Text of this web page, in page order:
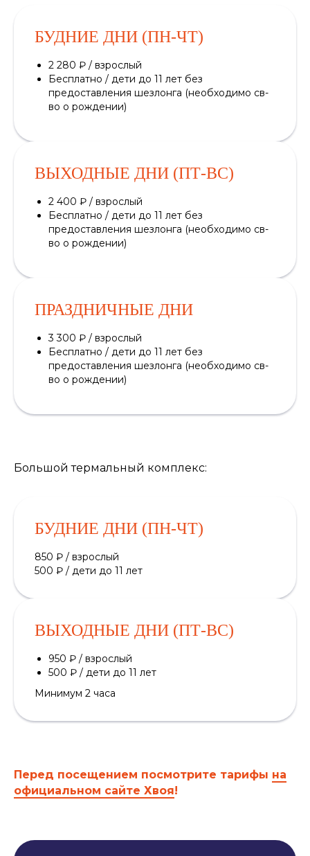
БУДНИЕ ДНИ (ПН-ЧТ)
2 280 ₽ / взрослый
Бесплатно / дети до 11 лет без
предоставления шезлонга (необходимо св-
во о рождении)
ВЫХОДНЫЕ ДНИ (ПТ-ВС)
2 400 ₽ / взрослый
Бесплатно / дети до 11 лет без
предоставления шезлонга (необходимо св-
во о рождении)
ПРАЗДНИЧНЫЕ ДНИ
3 300 ₽ / взрослый
Бесплатно / дети до 11 лет без
предоставления шезлонга (необходимо св-
во о рождении)
Большой термальный комплекс:
БУДНИЕ ДНИ (ПН-ЧТ)
850 ₽ / взрослый
500 ₽ / дети до 11 лет
ВЫХОДНЫЕ ДНИ (ПТ-ВС)
950 ₽ / взрослый
500 ₽ / дети до 11 лет
Минимум 2 часа
Перед посещением посмотрите тарифы на
официальном сайте Хвоя!